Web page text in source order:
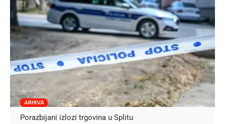
ARHIVA
Porazbijani izlozi trgovina u Splitu